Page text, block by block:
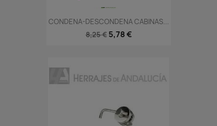
CONDENA-DESCONDENA CABINAS...
8,25 € 5,78 €